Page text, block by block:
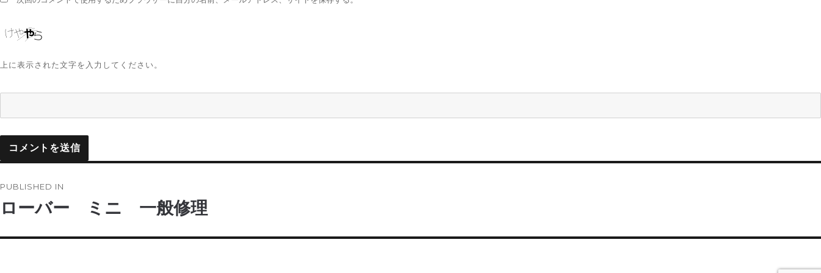
上に表示された文字を入力してください。
稿
PUBLISHED IN
ローバー ミニ 一般修理